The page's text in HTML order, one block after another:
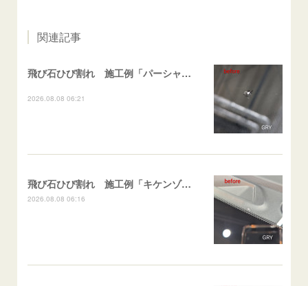
関連記事
飛び石ひび割れ 施工例「パーシャル系・衝撃点範囲ハマカケ」エスティマ
2026.08.08 06:21
飛び石ひび割れ 施工例「キケンゾーン範囲・ストレートブレイク」フェアレディＺ
2026.08.08 06:16